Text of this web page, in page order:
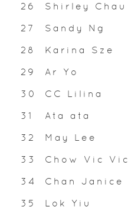
26 Shirley Chau
27 Sandy Ng
28 Karina Sze
29 Ar Yo
30 CC Lilina
31 Ata ata
32 May Lee
33 Chow Vic Vic
34 Chan Janice
35 Lok Yiu